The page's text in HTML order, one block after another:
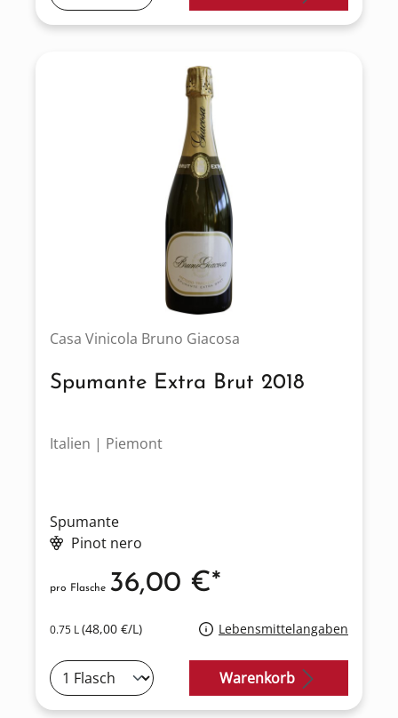
Casa Vinicola Bruno Giacosa
Spumante Extra Brut 2018
Italien | Piemont
Spumante
Pinot nero
0.75 L(48,00 €/L) Lebensmittelangaben
pro Flasche 36,00 €*
Warenkorb